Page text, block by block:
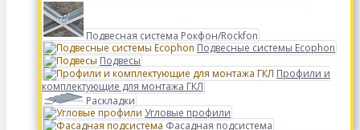
Подвесная система Рокфон/Rockfon
Подвесные системы Ecophon
Подвесы
Профили и
комплектующие для монтажа ГКЛ
Раскладки
Угловые профили
Фасадная подсистема